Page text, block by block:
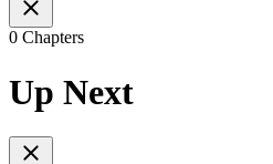
0 Chapters
Up Next